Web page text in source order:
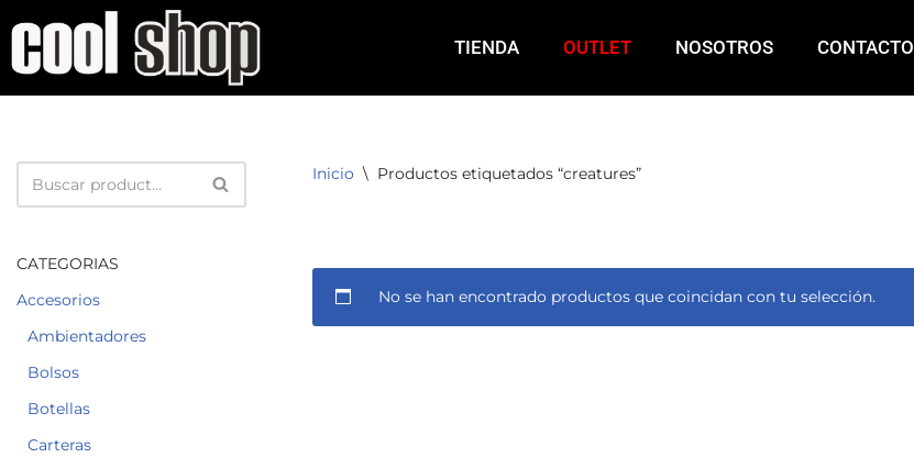
Saltar
TIENDA OUTLET NOSOTROS CONTACTO
CATEGORIAS
Accesorios
Ambientadores
Bolsos
Botellas
Carteras
Inicio \ Productos etiquetados “creatures”
No se han encontrado productos que coincidan con tu selección.